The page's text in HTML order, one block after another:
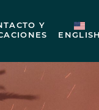
Y
ENGLISH